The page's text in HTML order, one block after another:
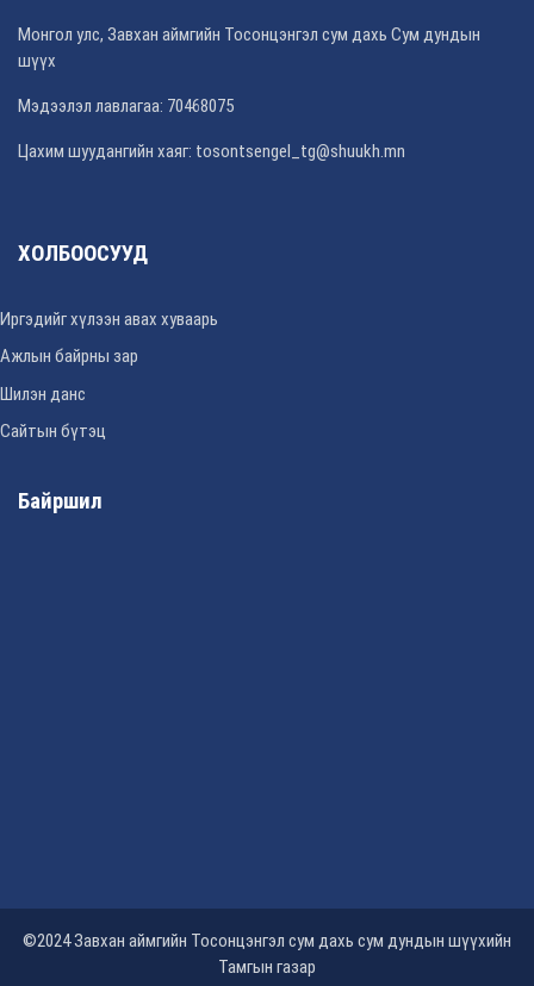
Монгол улс, Завхан аймгийн Тосонцэнгэл сум дахь Сум дундын
шүүх
Мэдээлэл лавлагаа: 70468075
Цахим шуудангийн хаяг: tosontsengel_tg@shuukh.mn
ХОЛБООСУУД
Иргэдийг хүлээн авах хуваарь
Ажлын байрны зар
Шилэн данс
Сайтын бүтэц
Байршил
©2024 Завхан аймгийн Тосонцэнгэл сум дахь сум дундын шүүхийн
Тамгын газар